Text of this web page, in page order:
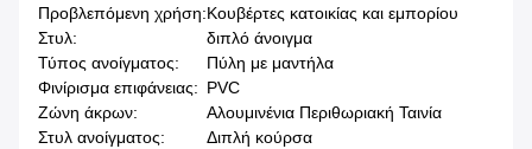
Προβλεπόμενη χρήση:Κουβέρτες κατοικίας και εμπορίου
Στυλ:
διπλό άνοιγμα
Τύπος ανοίγματος:
Πύλη με μαντήλα
Φινίρισμα επιφάνειας: PVC
Ζώνη άκρων:
Αλουμινένια Περιθωριακή Ταινία
Στυλ ανοίγματος:
Διπλή κούρσα